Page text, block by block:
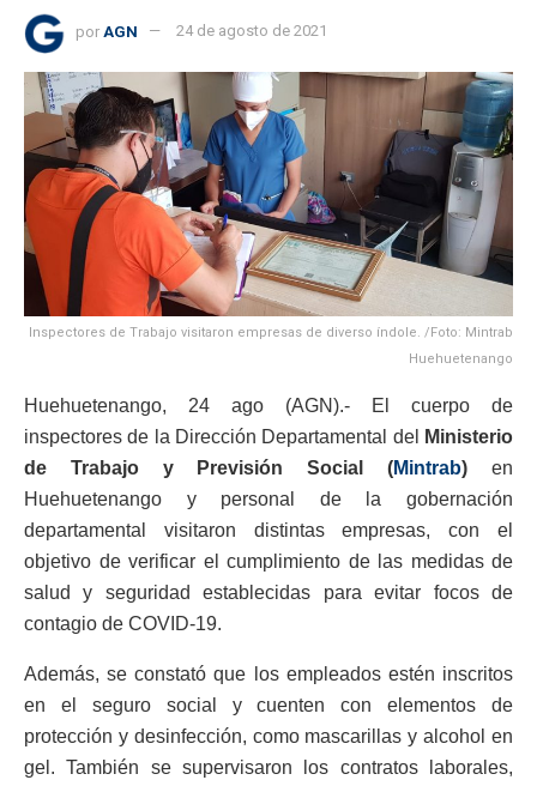
por AGN 24 de agosto de 2021
Inspectores de Trabajo visitaron empresas de diverso índole. /Foto: Mintrab
Huehuetenango
Huehuetenango, 24 ago (AGN).- El cuerpo de
inspectores de la Dirección Departamental del
Ministerio
de Trabajo y Previsión Social (Mintrab) en
Huehuetenango y personal de la gobernación
departamental visitaron distintas empresas, con el
objetivo de verificar el cumplimiento de las medidas de
salud y seguridad establecidas para evitar focos de
contagio de COVID-19.
Además, se constató que los empleados estén inscritos
en el seguro social y cuenten con elementos de
protección y desinfección, como mascarillas y alcohol en
gel. También se supervisaron los contratos laborales,